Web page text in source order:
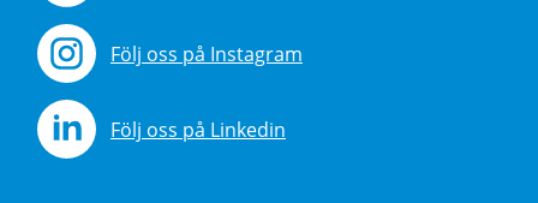
Följ oss på Instagram
Följ oss på Linkedin